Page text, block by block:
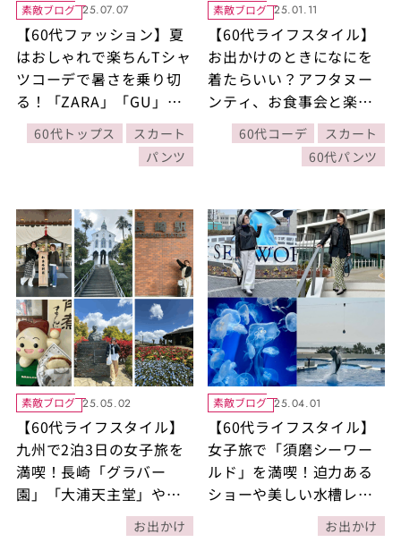
素敵ブログ 25.07.07
【60代ファッション】夏
はおしゃれで楽ちんTシャ
ツコーデで暑さを乗り切
る！「ZARA」「GU」ほ
かプチプラTシャツを品よ
く着こなすコーデ6選
60代トップス
スカート
パンツ
素敵ブログ 25.01.11
【60代ライフスタイル】
お出かけのときになにを
着たらいい？アフタヌー
ンティ、お食事会と楽し
い予定を彩るとっておき
コーデ4選
60代コーデ
スカート
60代パンツ
素敵ブログ 25.05.02
【60代ライフスタイル】
九州で2泊3日の女子旅を
満喫！長崎「グラバー
園」「大浦天主堂」や佐
賀県「嬉野温泉」ほか各
地を巡り名物を堪能した
お出かけ
素敵ブログ 25.04.01
【60代ライフスタイル】
女子旅で「須磨シーワー
ルド」を満喫！迫力ある
ショーや美しい水槽レポ
のほか、おしゃれパンツ
コーデにも注目！
お出かけ